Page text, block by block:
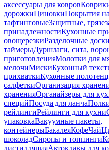
аксессуары для ковров
дорожкиЦиновкиПокрытия
тафтинговыеЗащитные,
принадлежностиКухонные
овощерезкиРазделочные доски
таймерыДуршлаги, сита,
приготовленияМолотки для
мелочиМискиКухонный
прихваткиКухонные
салфеткиОрганизация
храненияОрганайзеры для
специйПосуда для ланча
рейлингиРейлинги для кухни
упаковкаВакуумные пакеты,
контейнерыБакалеяКофеЧай
шоколадСиропы и топпинги
дистилляцияАвтоклавы для